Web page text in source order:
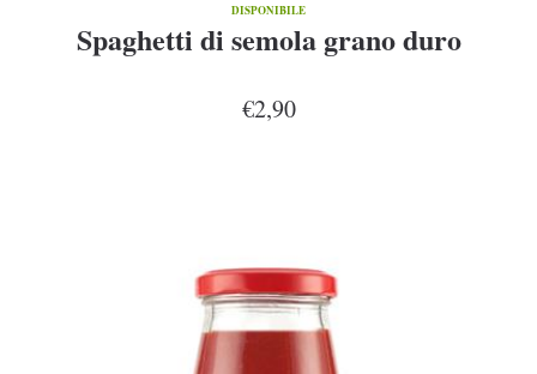
DISPONIBILE
Spaghetti di semola grano duro
€2,90